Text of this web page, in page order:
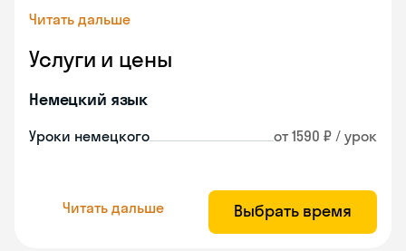
Читать дальше
Услуги и цены
Немецкий язык
Уроки немецкого от 1590 ₽ / урок
Читать дальше Выбрать время